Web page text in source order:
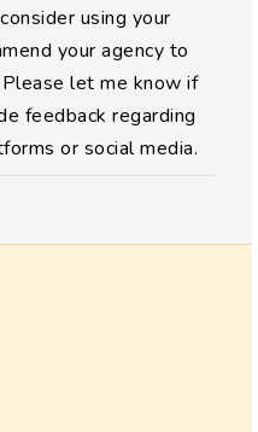
using your
your agency to
let me know if
feedback regarding
or social media.